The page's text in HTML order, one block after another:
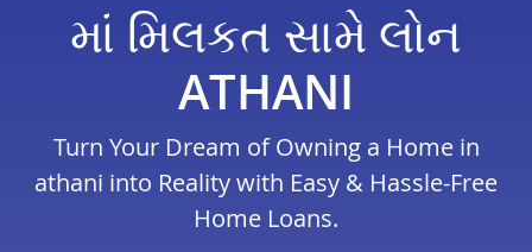
માં મિલકત સામે લોન
ATHANI
Turn Your Dream of Owning a Home in
athani into Reality with Easy & Hassle-Free
Home Loans.